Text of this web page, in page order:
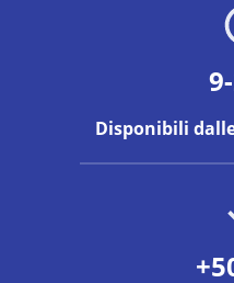
Disponibili